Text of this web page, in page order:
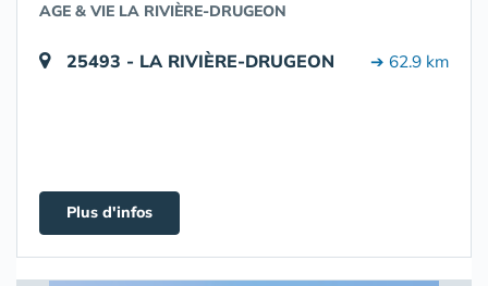
AGE & VIE LA RIVIÈRE-DRUGEON
25493 - LA RIVIÈRE-DRUGEON ➔ 62.9 km
Plus d'infos